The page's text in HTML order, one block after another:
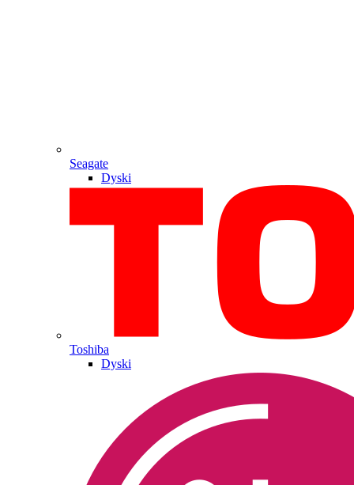
Seagate
Dyski
Toshiba
Dyski